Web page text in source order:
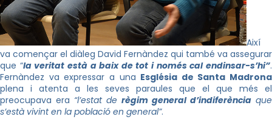
Així
va començar el diàleg David Fernàndez qui també va assegurar
que “la veritat està a baix de tot i només cal endinsar-s’hi”.
Fernàndez va expressar a una Església de Santa Madrona
plena i atenta a les seves paraules que el que més el
preocupava era “l’estat de règim general d’indiferència que
s’està vivint en la població en general”.